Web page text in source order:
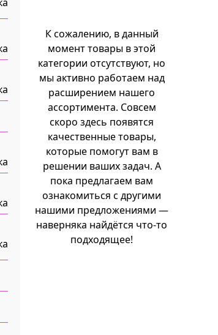
К сожалению, в данный
момент товары в этой
категории отсутствуют, но
мы активно работаем над
расширением нашего
ассортимента. Совсем
скоро здесь появятся
качественные товары,
которые помогут вам в
решении ваших задач. А
пока предлагаем вам
ознакомиться с другими
нашими предложениями —
наверняка найдётся что-то
подходящее!